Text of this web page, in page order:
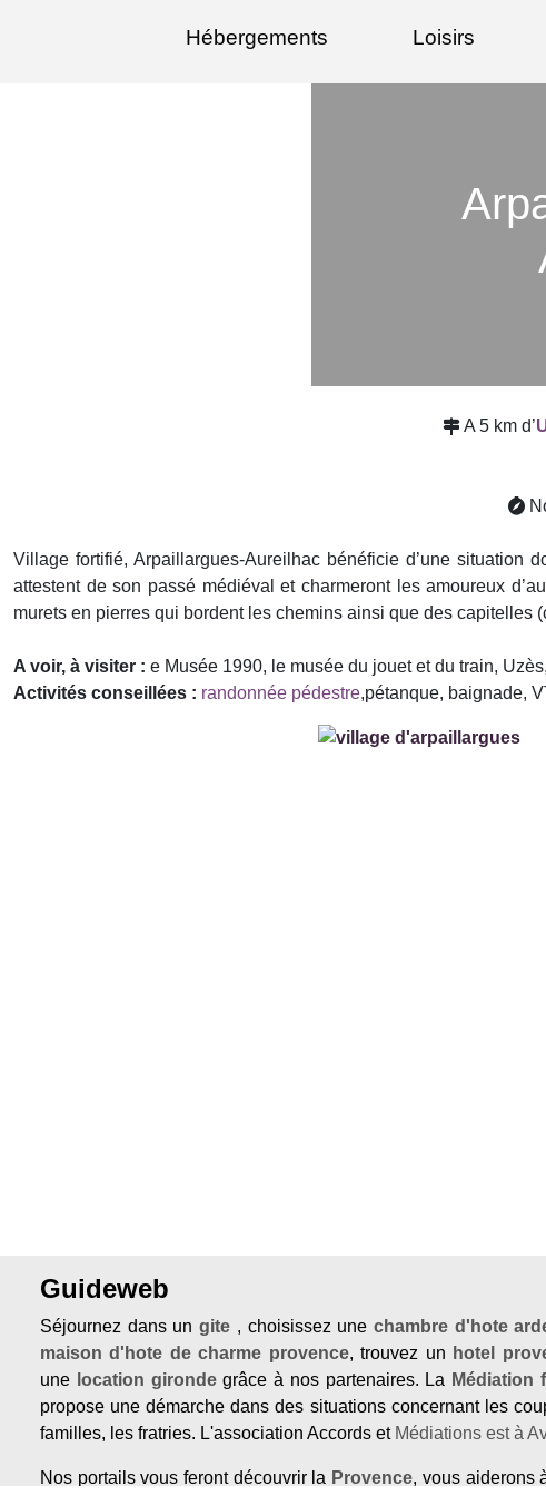
Hébergements Loisirs
A 5 km d’
Village fortifié, Arpaillargues-Aureilhac bénéficie d’une
attestent de son passé médiéval et charmeront les amoureux
murets en pierres qui bordent les chemins ainsi que des
A voir, à visiter : e Musée 1990, le musée du jouet et du train,
Activités conseillées : randonnée pédestre,pétanque, baignade,
Guideweb
Séjournez dans ungite , choisissez une chambre d'hote
maison d'hote de charme provence, trouvez un hotel
une location girondegrâce à nos partenaires. La Médiation
propose une démarche dans des situations concernant les
familles, les fratries. L'association Accords et Médiations est à
Nos portails vous feront découvrir la Provence, vous aiderons